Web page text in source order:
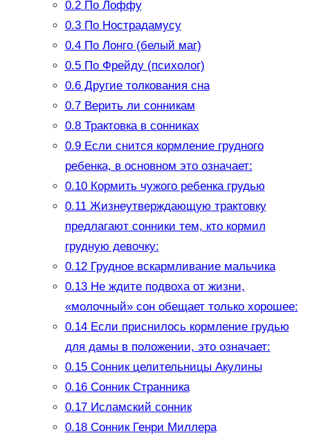
0.2По Лоффу
0.3По Нострадамусу
0.4По Лонго (белый маг)
0.5По Фрейду (психолог)
0.6Другие толкования сна
0.7Верить ли сонникам
0.8Трактовка в сонниках
0.9Если снится кормление грудного
ребенка, в основном это означает:
0.10Кормить чужого ребенка грудью
0.11Жизнеутверждающую трактовку
предлагают сонники тем, кто кормил
грудную девочку:
0.12Грудное вскармливание мальчика
0.13Не ждите подвоха от жизни,
«молочный» сон обещает только хорошее:
0.14Если приснилось кормление грудью
для дамы в положении, это означает:
0.15Сонник целительницы Акулины
0.16Сонник Странника
0.17Исламский сонник
0.18Сонник Генри Миллера